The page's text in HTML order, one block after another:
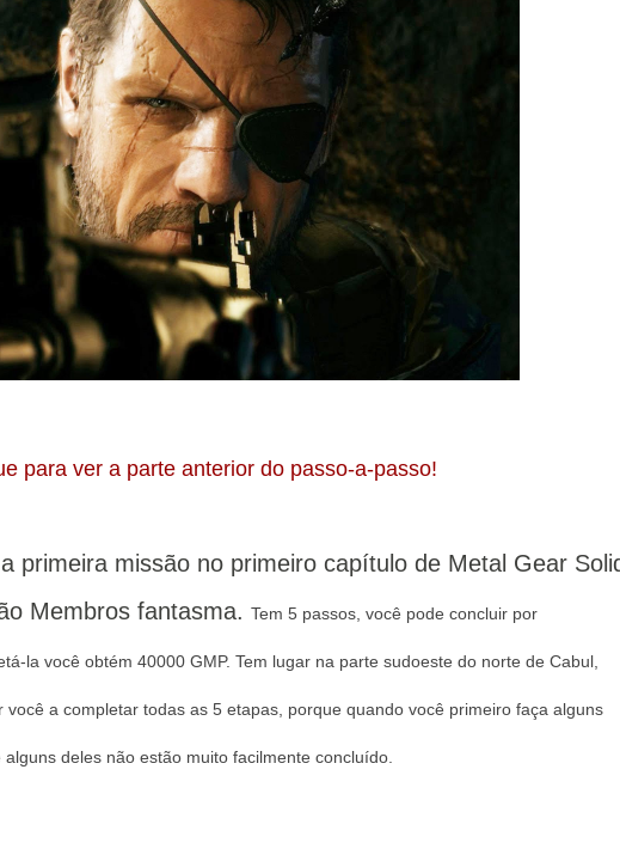
para ver a parte anterior do passo-a-passo!
primeira missão no primeiro capítulo de Metal Gear
Membros fantasma. Tem 5 passos, você pode concluir por
la você obtém 40000 GMP. Tem lugar na parte sudoeste do norte de Cabul,
você a completar todas as 5 etapas, porque quando você primeiro faça alguns
deles não estão muito facilmente concluído.